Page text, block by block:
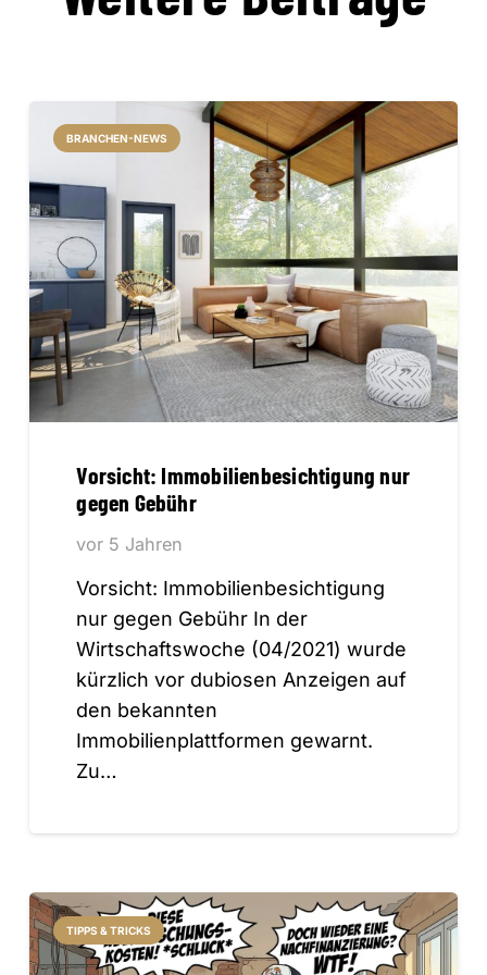
BRANCHEN-NEWS
Vorsicht: Immobilienbesichtigung nur
gegen Gebühr
vor 5 Jahren
Vorsicht: Immobilienbesichtigung
nur gegen Gebühr In der
Wirtschaftswoche (04/2021) wurde
kürzlich vor dubiosen Anzeigen auf
den bekannten
Immobilienplattformen gewarnt.
Zu…
TIPPS & TRICKS